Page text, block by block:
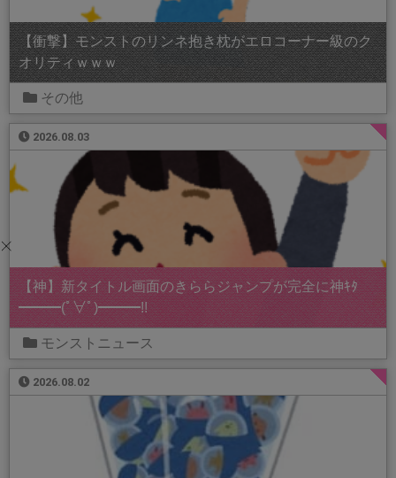
【衝撃】モンストのリンネ抱き枕がエロコーナー級のク
オリティｗｗｗ
その他
2026.08.03
【神】新タイトル画面のきららジャンプが完全に神ｷﾀ
━━━(ﾟ∀ﾟ)━━━!!
モンストニュース
2026.08.02